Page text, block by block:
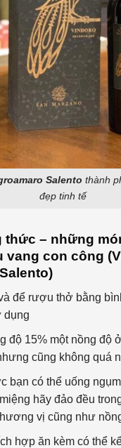
Salento thành
đẹp tinh tế
thức – những
con công
để rượu thở bằng
dụng
độ 15% một nồng độ
cũng không quá
bạn có thể uống
hãy đảo đều
vị cũng như
hợp ăn kèm có thể